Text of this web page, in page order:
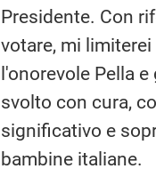
Presidente. Con
votare, mi
l'onorevole Pella
svolto con cura,
significativo e
bambine italiane.